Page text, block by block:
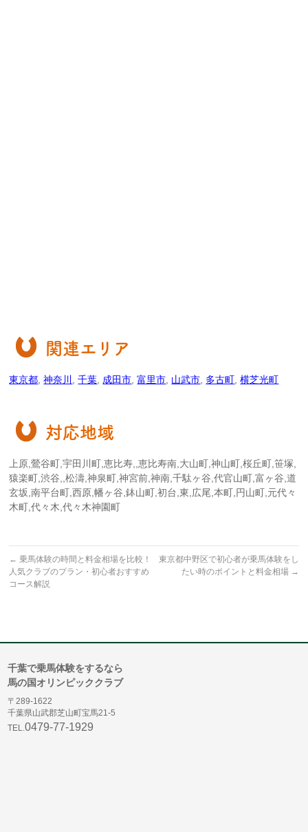
関連エリア
東京都 ,神奈川 ,千葉 成田市 ,富里市 山武市 多古町 ,横芝光町
対応地域
上原,鶯谷町,宇田川町,恵比寿,,恵比寿南,大山町,神山町,桜丘町,笹塚,
猿楽町,渋谷,,松濤,神泉町,神宮前,神南,千駄ヶ谷,代官山町,富ヶ谷,道
玄坂,南平台町,西原,幡ヶ谷,鉢山町,初台,東,広尾,本町,円山町,元代々
木町,代々木,代々木神園町
← 乗馬体験の時間と料金相場を比較！
人気クラブのプラン・初心者おすすめ
コース解説
東京都中野区で初心者が乗馬体験をし
たい時のポイントと料金相場 →
千葉で乗馬体験をするなら
馬の国オリンピッククラブ
〒289-1622
千葉県山武郡芝山町宝馬21-5
TEL.0479-77-1929